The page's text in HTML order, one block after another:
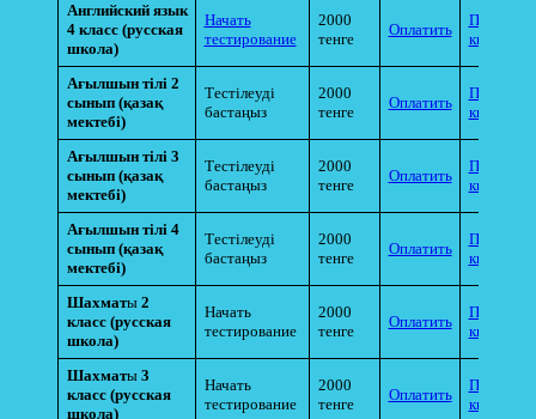
Английский язык
4 класс (русская
школа)
Начать
тестирование
2000
тенге
Оплатить
Ағылшын тілі 2
сынып (қазақ
мектебі)
Тестілеуді
бастаңыз
2000
тенге
Оплатить
Ағылшын тілі 3
сынып (қазақ
мектебі)
Тестілеуді
бастаңыз
2000
тенге
Оплатить
Ағылшын тілі 4
сынып (қазақ
мектебі)
Тестілеуді
бастаңыз
2000
тенге
Оплатить
Шахматы 2
класс (русская
школа)
Начать
тестирование
2000
тенге
Оплатить
Шахматы 3
класс (русская
школа)
Начать
тестирование
2000
тенге
Оплатить